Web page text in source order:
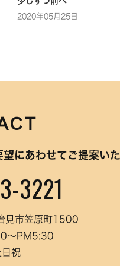
2020年05月25日
望にあわせてご提案い
3221
見市笠原町1500
～PM5:30
日祝